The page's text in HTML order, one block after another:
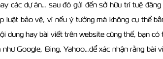
các dự án… sau đó gửi đến sở hữu trí tuệ
luật bảo vệ, vì nếu ý tưởng mà không cụ thể
dung hay bài viết trên website cũng thế, bạn
Google, Bing, Yahoo…để xác nhận rằng bài